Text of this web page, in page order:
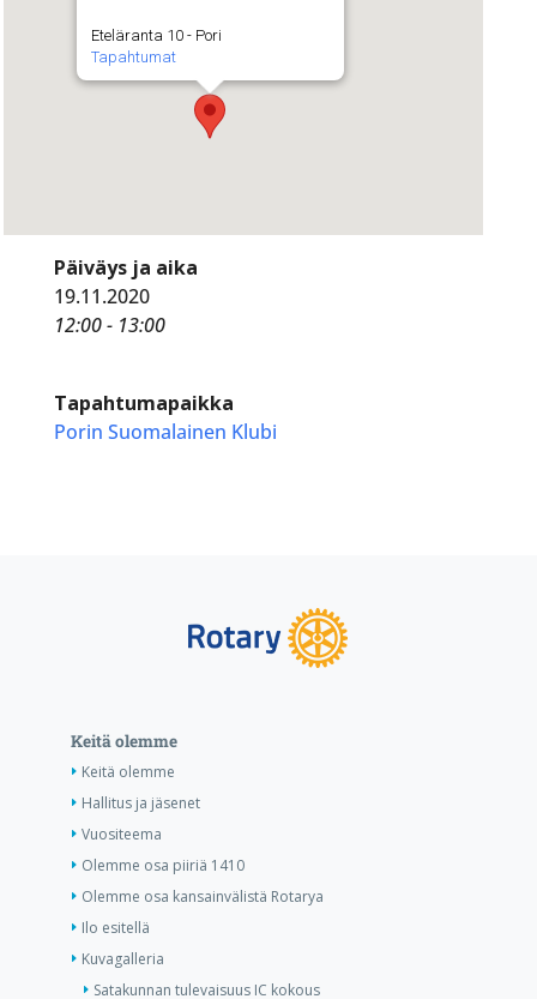
Eteläranta 10 - Pori
Tapahtumat
Päiväys ja aika
19.11.2020
12:00 - 13:00
Tapahtumapaikka
Porin Suomalainen Klubi
Keitä olemme
Keitä olemme
Hallitus ja jäsenet
Vuositeema
Olemme osa piiriä 1410
Olemme osa kansainvälistä Rotarya
Ilo esitellä
Kuvagalleria
Satakunnan tulevaisuus IC kokous